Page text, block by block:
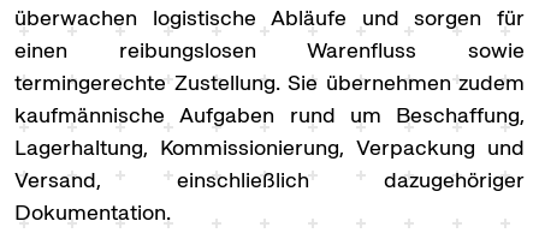
überwachen logistische Abläufe und sorgen für
einen reibungslosen Warenfluss sowie
termingerechte Zustellung. Sie übernehmen zudem
kaufmännische Aufgaben rund um Beschaffung,
Lagerhaltung, Kommissionierung, Verpackung und
Versand, einschließlich dazugehöriger
Dokumentation.